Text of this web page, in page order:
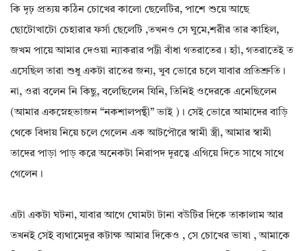
কি দৃঢ় প্রত্যয় কঠিন চোখের কালো ছেলেটির, পাশে শুয়ে আছে
ছোটোখাটো চেহারার ফর্সা ছেলেটি ,তখনও সে ঘুমে,শরীর তার কাহিল,
জখম পায়ে আমার দেওয়া ন্যাকরার পট্টী বাঁধা গতরাতের। হ্যাঁ, গতরাতেই ত
এসেছিল তারা শুধু একটা রাতের জন্য, খুব ভোরে চলে যাবার প্রতিশ্রুতি।
না, ওরা বলেন নি কিছু, বলেছিলেন যিনি, তিনিই ওদেরকে এনেছিলেন
(আমার একস্নেহভাজন “নকশালপন্থী” ভাই )। সেই ভোরে আমাদের বাড়ি
থেকে বিদায় নিয়ে চলে গেলেন এক আটপৌরে স্বামী স্ত্রী, আমার স্বামী
তাদের পাড়া পাড় করে অনেকটা নিরাপদ দূরত্বে এগিয়ে দিতে সাথে সাথে
গেলেন।
এটা একটা ঘটনা, যাবার আগে ঘোমটা টানা বউটির দিকে তাকালাম আর
তখনই সেই ব্যথামেদুর কটাক্ষ আমার দিকেও , সে চোখের ভাষা , আমাকে